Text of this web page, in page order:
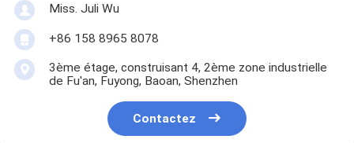
Miss. Juli Wu
+86 158 8965 8078
3ème étage, construisant 4, 2ème zone industrielle
de Fu'an, Fuyong, Baoan, Shenzhen
Contactez